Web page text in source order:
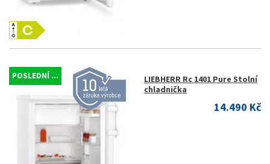
POSLEDNÍ ...
LIEBHERR Rc 1401 Pure Stolní
chladnička
14.490 Kč